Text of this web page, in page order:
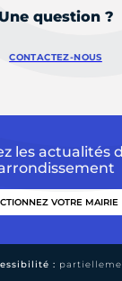
Une question ?
CONTACTEZ-NOUS
les actualités
: